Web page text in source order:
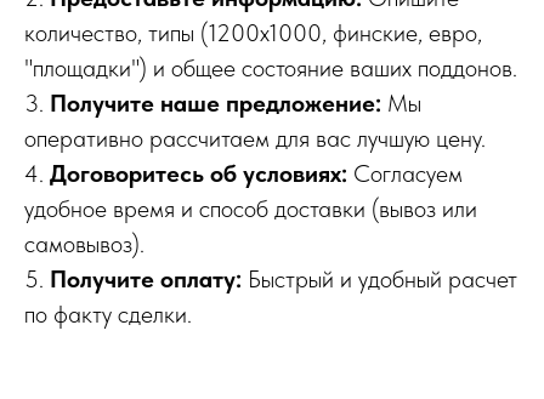
количество, типы (1200x1000, финские, евро,
"площадки") и общее состояние ваших поддонов.
3. Получите наше предложение: Мы
оперативно рассчитаем для вас лучшую цену.
4. Договоритесь об условиях: Согласуем
удобное время и способ доставки (вывоз или
самовывоз).
5. Получите оплату: Быстрый и удобный расчет
по факту сделки.